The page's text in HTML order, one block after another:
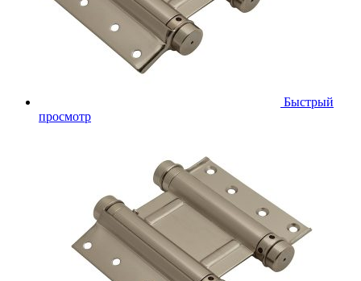
Быстрый
просмотр